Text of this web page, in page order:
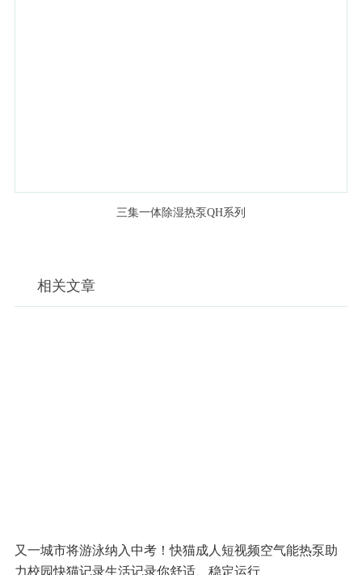
三集一体除湿热泵QH系列
相关文章
又一城市将游泳纳入中考！快猫成人短视频空气能热泵助
力校园快猫记录生活记录你舒适、稳定运行